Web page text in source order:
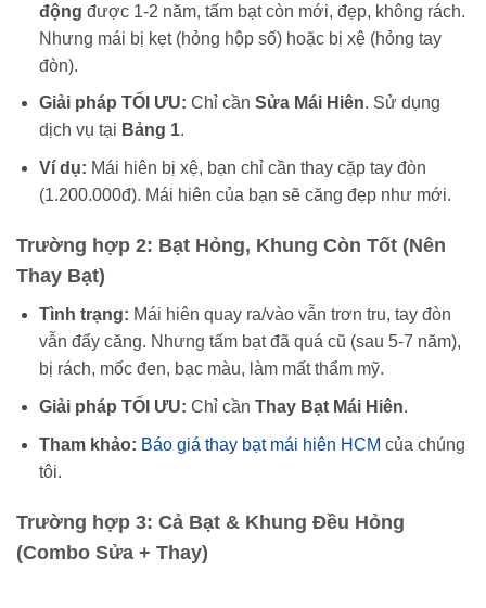
động được 1-2 năm, tấm bạt còn mới, đẹp, không rách.
Nhưng mái bị kẹt (hỏng hộp số) hoặc bị xệ (hỏng tay
đòn).
Giải pháp TỐI ƯU: Chỉ cần Sửa Mái Hiên. Sử dụng
dịch vụ tại Bảng 1.
Ví dụ: Mái hiên bị xệ, bạn chỉ cần thay cặp tay đòn
(1.200.000đ). Mái hiên của bạn sẽ căng đẹp như mới.
Trường hợp 2: Bạt Hỏng, Khung Còn Tốt (Nên
Thay Bạt)
Tình trạng: Mái hiên quay ra/vào vẫn trơn tru, tay đòn
vẫn đẩy căng. Nhưng tấm bạt đã quá cũ (sau 5-7 năm),
bị rách, mốc đen, bạc màu, làm mất thẩm mỹ.
Giải pháp TỐI ƯU: Chỉ cần Thay Bạt Mái Hiên.
Tham khảo: Báo giá thay bạt mái hiên HCM của chúng
tôi.
Trường hợp 3: Cả Bạt & Khung Đều Hỏng
(Combo Sửa + Thay)